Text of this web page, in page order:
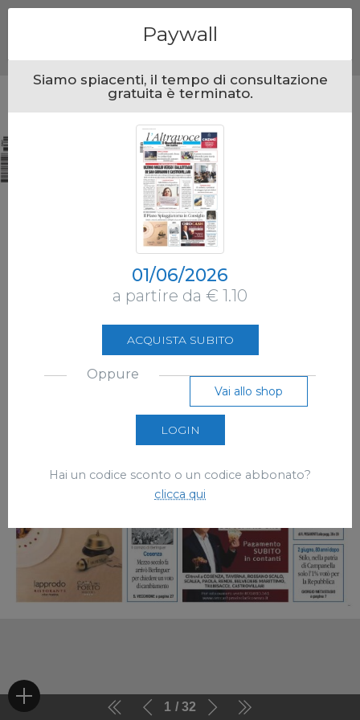
1 32
Paywall
Siamo spiacenti, il tempo di consultazione
gratuita è terminato.
01/06/2026
a partire da € 1.10
ACQUISTA SUBITO
Oppure
Vai allo shop
LOGIN
Hai un codice sconto o un codice abbonato?
clicca qui